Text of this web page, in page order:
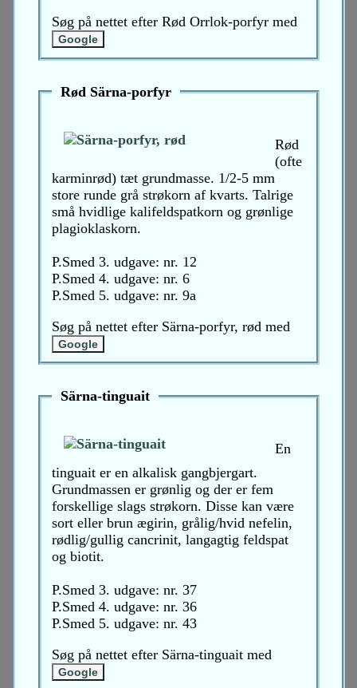
Søg på nettet efter Rød Orrlok-porfyr med
Rød Särna-porfyr
Rød
(ofte
karminrød) tæt grundmasse. 1/2-5 mm
store runde grå strøkorn af kvarts. Talrige
små hvidlige kalifeldspatkorn og grønlige
plagioklaskorn.
P.Smed 3. udgave: nr. 12
P.Smed 4. udgave: nr. 6
P.Smed 5. udgave: nr. 9a
Søg på nettet efter Särna-porfyr, rød med
Särna-tinguait
En
tinguait er en alkalisk gangbjergart.
Grundmassen er grønlig og der er fem
forskellige slags strøkorn. Disse kan være
sort eller brun ægirin, grålig/hvid nefelin,
rødlig/gullig cancrinit, langagtig feldspat
og biotit.
P.Smed 3. udgave: nr. 37
P.Smed 4. udgave: nr. 36
P.Smed 5. udgave: nr. 43
Søg på nettet efter Särna-tinguait med